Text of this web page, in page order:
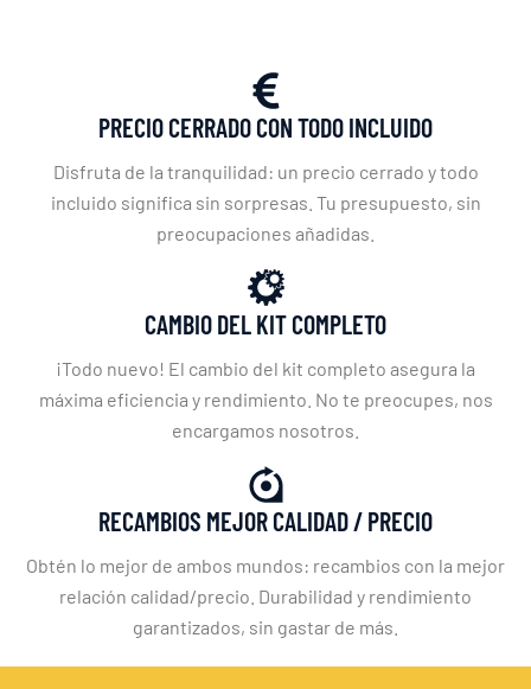
PRECIO CERRADO CON TODO INCLUIDO
Disfruta de la tranquilidad: un precio cerrado y todo
incluido significa sin sorpresas. Tu presupuesto, sin
preocupaciones añadidas.
CAMBIO DEL KIT COMPLETO
¡Todo nuevo! El cambio del kit completo asegura la
máxima eficiencia y rendimiento. No te preocupes, nos
encargamos nosotros.
RECAMBIOS MEJOR CALIDAD / PRECIO
Obtén lo mejor de ambos mundos: recambios con la mejor
relación calidad/precio. Durabilidad y rendimiento
garantizados, sin gastar de más.